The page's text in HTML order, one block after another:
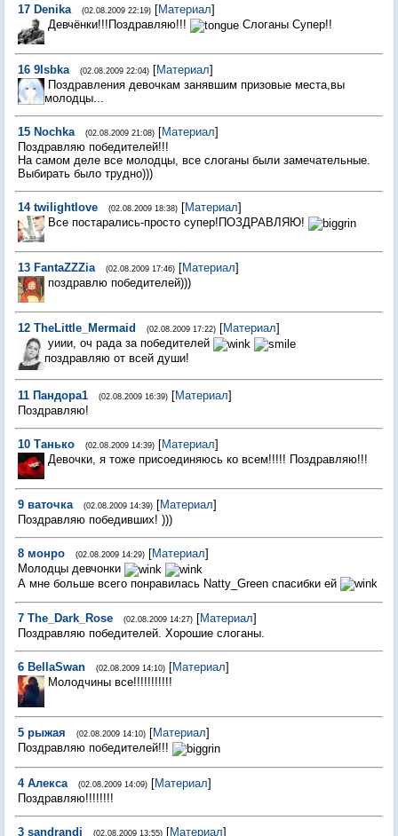
17 Denika (02.08.2009 22:19) [Материал]
Девчёнки!!!Поздравляю!!!
Слоганы Супер!!
16 9Isbka (02.08.2009 22:04) [Материал]
Поздравления девочкам занявшим призовые места,вы
молодцы...
15 Nochka (02.08.2009 21:08) [Материал]
Поздравляю победителей!!!
На самом деле все молодцы, все слоганы были замечательные.
Выбирать было трудно)))
14 twilightlove (02.08.2009 18:38) [Материал]
Все постарались-просто супер!ПОЗДРАВЛЯЮ!
13 FantaZZZia (02.08.2009 17:46) [Материал]
поздравлю победителей)))
12 TheLittle_Mermaid (02.08.2009 17:22) [Материал]
уиии, оч рада за победителей
поздравляю от всей души!
11 Пандора1 (02.08.2009 16:39) [Материал]
Поздравляю!
10 Танько (02.08.2009 14:39) [Материал]
Девочки, я тоже присоединяюсь ко всем!!!!! Поздравляю!!!
9 ваточка (02.08.2009 14:39) [Материал]
Поздравляю победивших! )))
8 монро (02.08.2009 14:29) [Материал]
Молодцы девчонки
А мне больше всего понравилась Natty_Green спасибки ей
7 The_Dark_Rose (02.08.2009 14:27) [Материал]
Поздравляю победителей. Хорошие слоганы.
6 BellaSwan (02.08.2009 14:10) [Материал]
Молодчины все!!!!!!!!!!!
5 рыжая (02.08.2009 14:10) [Материал]
Поздравляю победителей!!!
4 Алекса (02.08.2009 14:09) [Материал]
Поздравляю!!!!!!!!
3 sandrandi (02.08.2009 13:55) [Материал]